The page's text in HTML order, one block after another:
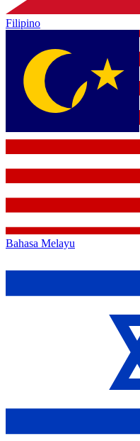
Filipino
Bahasa Melayu